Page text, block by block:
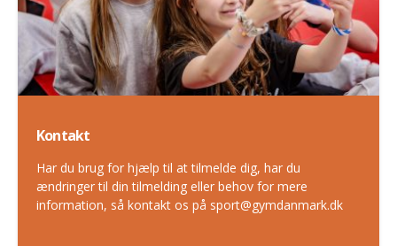
Kontakt
Har du brug for hjælp til at tilmelde dig, har du
ændringer til din tilmelding eller behov for mere
information, så kontakt os på sport@gymdanmark.dk